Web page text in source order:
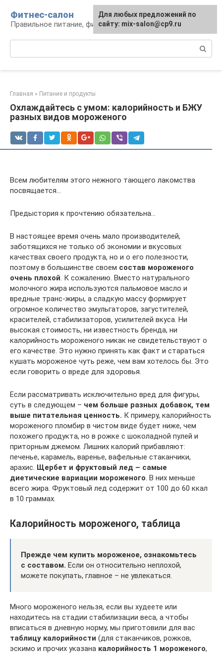
контенту
Фитнес-салон
Правильное питание, фитнес, образ жизни
Главная » Питание и продукты
Охлаждайтесь с умом: калорийность и БЖУ
разных видов мороженого
Всем любителям этого нежного тающего лакомства
посвящается…
Предыстория к прочтению обязательна…
В настоящее время очень мало производителей,
заботящихся не только об экономии и вкусовых
качествах своего продукта, но и о его полезности,
поэтому в большинстве своем состав мороженого
очень плохой. К сожалению. Вместо натурального
молочного жира используются пальмовое масло и
вредные транс-жиры, а сладкую массу формирует
огромное количество эмульгаторов, загустителей,
красителей, стабилизаторов, усилителей вкуса. Ни
высокая стоимость, ни известность бренда, ни
калорийность мороженого никак не свидетельствуют о
его качестве. Это нужно принять как факт и стараться
кушать мороженое чуть реже, чем вам хотелось бы. Это
если говорить о вреде для здоровья.
Если рассматривать исключительно вред для фигуры,
суть в следующем – чем больше разных добавок, тем
выше питательная ценность. К примеру, калорийность
мороженого пломбир в чистом виде будет ниже, чем
похожего продукта, но в рожке с шоколадной пулей и
приторным джемом. Лишних калорий прибавляют:
печенье, карамель, варенье, вафельные стаканчики,
арахис. Щербет и фруктовый лед – самые
диетические вариации мороженого. В них меньше
всего жира. Фруктовый лед содержит от 100 до 60 ккал
в 10 граммах.
Калорийность мороженого, таблица
Прежде чем купить мороженое, ознакомьтесь
с составом. Если он относительно неплохой,
можете покупать, главное – не увлекаться.
Много мороженого нельзя, если вы худеете или
находитесь на стадии стабилизации веса, а чтобы
вписаться в дневную норму, мы приготовили для вас
таблицу калорийности (для стаканчиков, рожков,
эскимо и прочих указана калорийность 1 мороженого,
Для любых предложений по
сайту: mix-salon@cp9.ru